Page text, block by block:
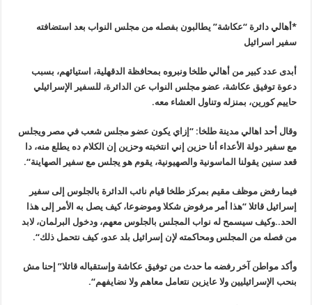
*أهالي دائرة “عكاشة” يطالبون بفصله من مجلس النواب بعد استضافته
سفير اسرائيل
أبدى عدد كبير من أهالي طلخا ونبروه بمحافظة الدقهلية، استيائهم، بسبب
دعوة توفيق عكاشة، عضو مجلس النواب عن الدائرة، للسفير الإسرائيلي
حاييم كورين، بمنزله وتناول العشاء معه.
وقال أحد اهالي مدينة طلخا: “إزاي يكون عضو مجلس شعب في مصر ويجلس
مع سفير دولة الأعداء أنا حزين إني انتخبته وحزين إن الكلام ده يطلع منه، دا
قعد سنين يقولنا الماسونية والصهيونية، يقوم هو يجلس مع سفير الصهاينة“.
فيما رفض موظف مقيم بمركز طلخا قيام نائب الدائرة بالجلوس إلى سفير
إسرائيل قائلا “هذا أمر مرفوض شكلا وموضوعا، كيف يصل به الأمر إلى هذا
الحد..وكيف سيسمح له نواب المجلس بالجلوس معهم، ودخول البرلمان، لابد
من فصله من المجلس ومحاكمته لإن إسرائيل بلد عدو، كيف نتحمل ذلك“.
وأكد مواطن آخر رفضه ما حدث من توفيق عكاشة وإستقباله قائلا” إحنا مش
بنحب الإسرائيليين ولا عايزين نتعامل معاهم ولا نضايفهم“.